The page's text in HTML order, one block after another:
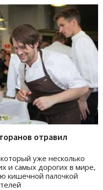
отравил
уже несколько
и самых дорогих в мире,
кишечной палочкой